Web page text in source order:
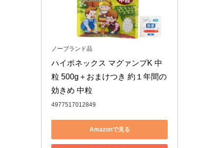
ノーブランド品
ハイポネックス マグァンプK 中
粒 500g＋おまけつき 約１年間の
効きめ 中粒
4977517012849
Amazonで見る